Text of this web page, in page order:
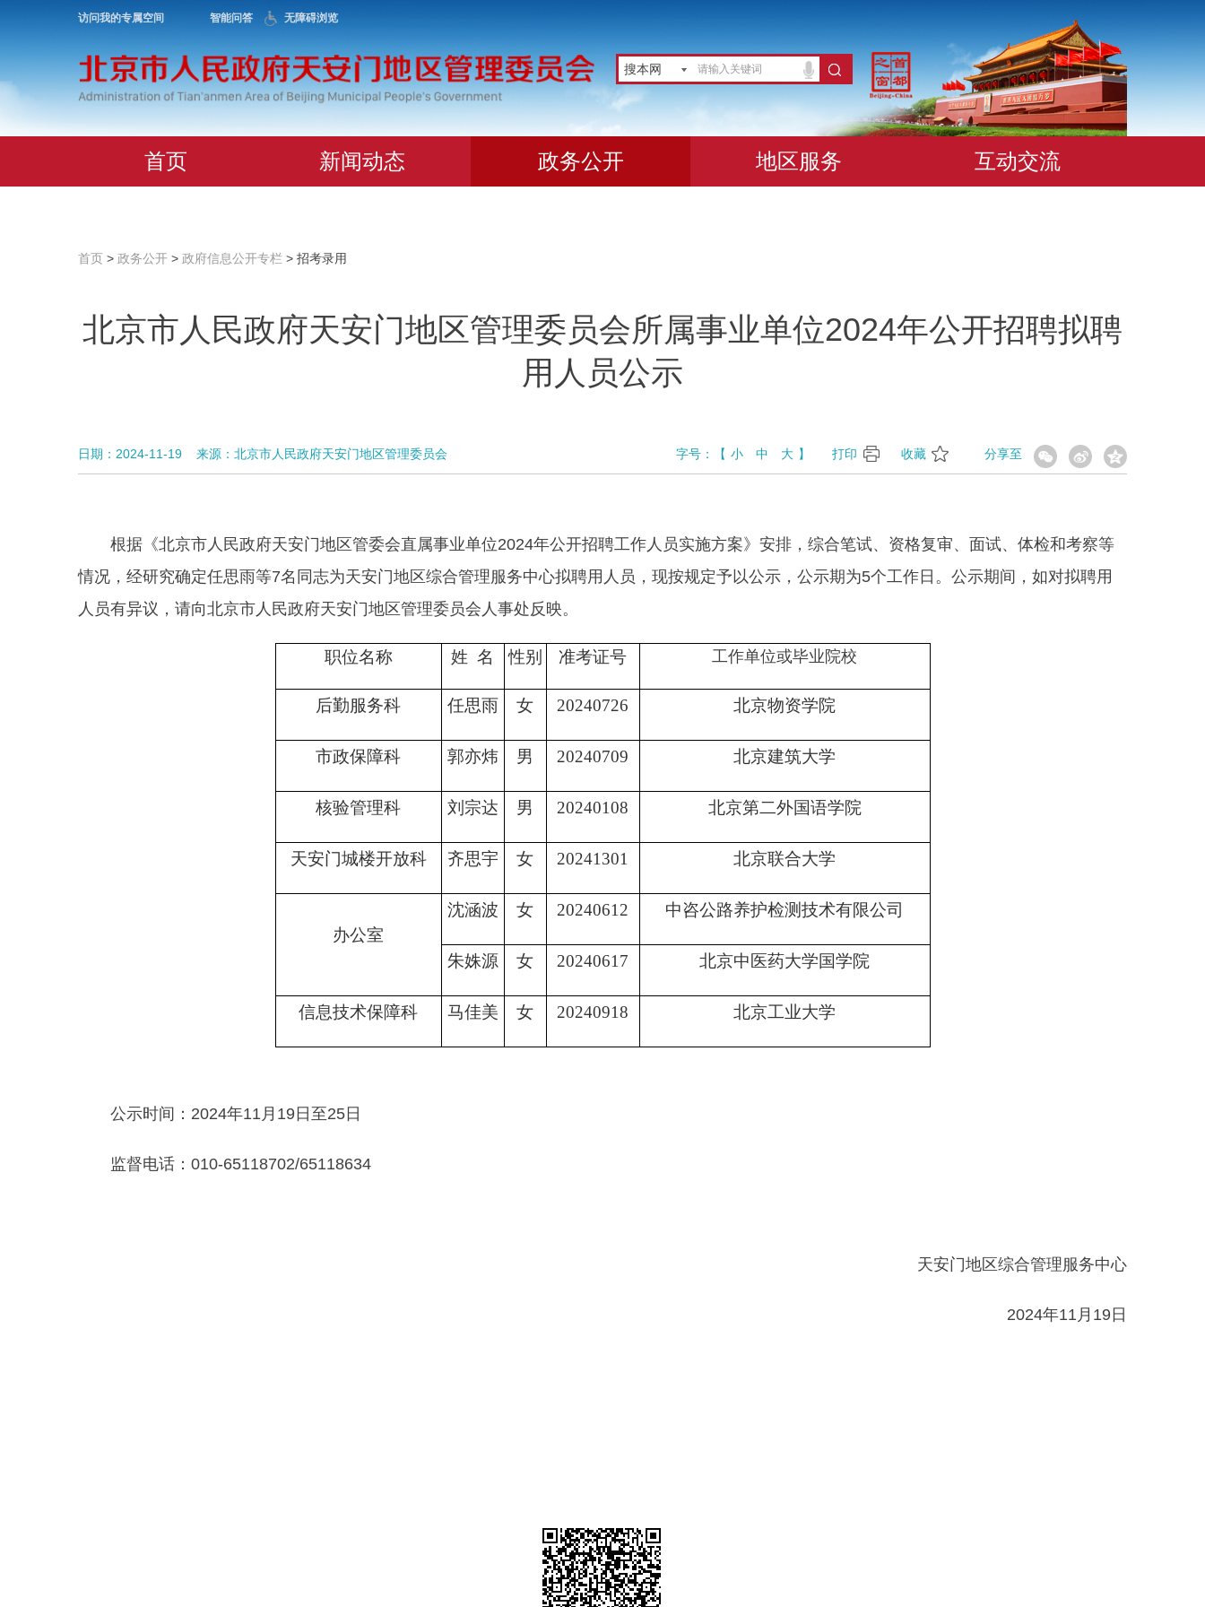
访问我的专属空间 智能问答 无障碍浏览
搜本网
首页 新闻动态 政务公开 地区服务 互动交流
首页 > 政务公开 > 政府信息公开专栏 > 招考录用
北京市人民政府天安门地区管理委员会所属事业单位2024年公开招聘拟聘
用人员公示
日期：2024-11-19 来源：北京市人民政府天安门地区管理委员会 分享至
字号： 【 小 中 大 】 打印 收藏
根据《北京市人民政府天安门地区管委会直属事业单位2024年公开招聘工作人员实施方案》安排，综合笔试、资格复审、面试、体检和考察等
情况，经研究确定任思雨等7名同志为天安门地区综合管理服务中心拟聘用人员，现按规定予以公示，公示期为5个工作日。公示期间，如对拟聘用
人员有异议，请向北京市人民政府天安门地区管理委员会人事处反映。
职位名称 姓 名 性别 准考证号 工作单位或毕业院校
后勤服务科 任思雨 女 20240726 北京物资学院
市政保障科 郭亦炜 男 20240709 北京建筑大学
核验管理科 刘宗达 男 20240108 北京第二外国语学院
天安门城楼开放科 齐思宇 女 20241301 北京联合大学
办公室
沈涵波 女 20240612 中咨公路养护检测技术有限公司
朱姝源 女 20240617 北京中医药大学国学院
信息技术保障科 马佳美 女 20240918 北京工业大学
公示时间：2024年11月19日至25日
监督电话：010-65118702/65118634
天安门地区综合管理服务中心
2024年11月19日